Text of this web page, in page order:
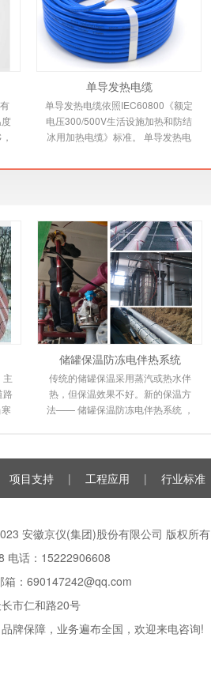
单导发热电缆
单导发热电缆依照IEC60800《额定
电压300/500V生活设施加热和防结
冰用加热电缆》标准。 单导发热电
烯绝缘，铝带屏蔽，防
主
路
储罐保温防冻电伴热系统
传统的储罐保温采用蒸汽或热水伴
热，但保温效果不好。新的保温方
法—— 储罐保温防冻电伴热系统 ，
项目支持 | 工程应用 | 行业标准
安徽京仪(集团)股份有限公司 版权所有
电话：15222906608
箱：690147242@qq.com
市仁和路20号
牌保障，业务遍布全国，欢迎来电咨询!